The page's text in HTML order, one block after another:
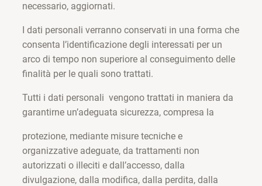
necessario, aggiornati.
I dati personali verranno conservati in una forma che
consenta l’identificazione degli interessati per un
arco di tempo non superiore al conseguimento delle
finalità per le quali sono trattati.
Tutti i dati personali vengono trattati in maniera da
garantirne un’adeguata sicurezza, compresa la
protezione, mediante misure tecniche e
organizzative adeguate, da trattamenti non
autorizzati o illeciti e dall’accesso, dalla
divulgazione, dalla modifica, dalla perdita, dalla